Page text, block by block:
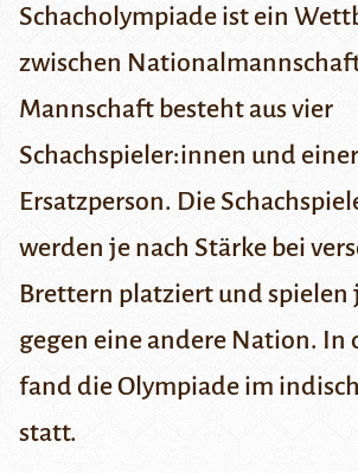
Schacholympiade ist ein
zwischen
Mannschaft besteht aus vier
Schachspieler:innen und einer
Ersatzperson. Die
werden je nach Stärke bei
Brettern platziert und spielen
gegen eine andere Nation. In
fand die Olympiade im
statt.